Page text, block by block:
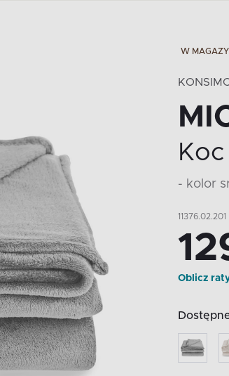
W
Koc
- kolor
11376.02.201
Oblicz